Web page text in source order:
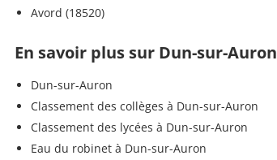
Avord (18520)
En savoir plus sur Dun-sur-Auron
Dun-sur-Auron
Classement des collèges à Dun-sur-Auron
Classement des lycées à Dun-sur-Auron
Eau du robinet à Dun-sur-Auron